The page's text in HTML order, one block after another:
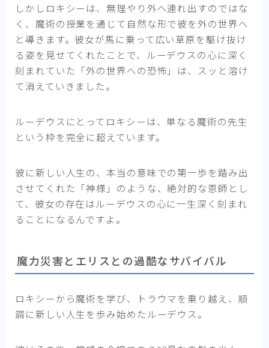
しかしロキシーは、無理やり外へ連れ出すのではな
く、魔術の授業を通じて自然な形で彼を外の世界へ
と導きます。彼女が馬に乗って広い草原を駆け抜け
る姿を見せてくれたことで、ルーデウスの心に深く
刻まれていた「外の世界への恐怖」は、スッと溶け
て消えていきました。
ルーデウスにとってロキシーは、単なる魔術の先生
という枠を完全に超えています。
彼に新しい人生の、本当の意味での第一歩を踏み出
させてくれた「神様」のような、絶対的な恩師とし
て、彼女の存在はルーデウスの心に一生深く刻まれ
ることになるんですよ。
魔力災害とエリスとの過酷なサバイバル
ロキシーから魔術を学び、トラウマを乗り越え、順
調に新しい人生を歩み始めたルーデウス。